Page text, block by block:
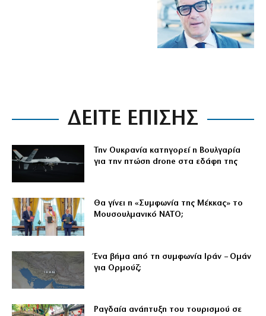
ΔΕΙΤΕ ΕΠΙΣΗΣ
Την Ουκρανία κατηγορεί η Βουλγαρία
για την πτώση drone στα εδάφη της
Θα γίνει η «Συμφωνία της Μέκκας» το
Μουσουλμανικό ΝΑΤΟ;
Ένα βήμα από τη συμφωνία Ιράν – Ομάν
για Ορμούζ;
Ραγδαία ανάπτυξη του τουρισμού σε